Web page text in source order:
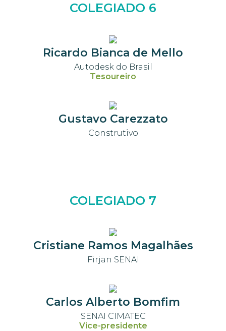
COLEGIADO 6
Ricardo Bianca de Mello
Autodesk do Brasil
Tesoureiro
Gustavo Carezzato
Construtivo
COLEGIADO 7
Cristiane Ramos Magalhães
Firjan SENAI
Carlos Alberto Bomfim
SENAI CIMATEC
Vice-presidente